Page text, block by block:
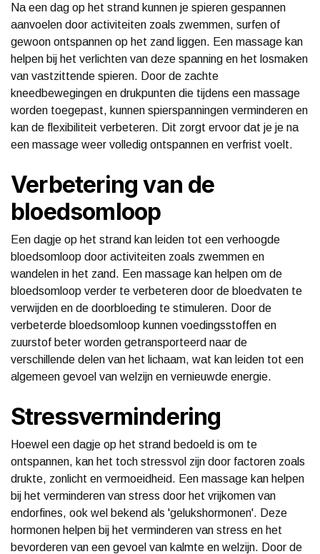
Na een dag op het strand kunnen je spieren gespannen
aanvoelen door activiteiten zoals zwemmen, surfen of
gewoon ontspannen op het zand liggen. Een massage kan
helpen bij het verlichten van deze spanning en het losmaken
van vastzittende spieren. Door de zachte
kneedbewegingen en drukpunten die tijdens een massage
worden toegepast, kunnen spierspanningen verminderen en
kan de flexibiliteit verbeteren. Dit zorgt ervoor dat je je na
een massage weer volledig ontspannen en verfrist voelt.
Verbetering van de
bloedsomloop
Een dagje op het strand kan leiden tot een verhoogde
bloedsomloop door activiteiten zoals zwemmen en
wandelen in het zand. Een massage kan helpen om de
bloedsomloop verder te verbeteren door de bloedvaten te
verwijden en de doorbloeding te stimuleren. Door de
verbeterde bloedsomloop kunnen voedingsstoffen en
zuurstof beter worden getransporteerd naar de
verschillende delen van het lichaam, wat kan leiden tot een
algemeen gevoel van welzijn en vernieuwde energie.
Stressvermindering
Hoewel een dagje op het strand bedoeld is om te
ontspannen, kan het toch stressvol zijn door factoren zoals
drukte, zonlicht en vermoeidheid. Een massage kan helpen
bij het verminderen van stress door het vrijkomen van
endorfines, ook wel bekend als 'gelukshormonen'. Deze
hormonen helpen bij het verminderen van stress en het
bevorderen van een gevoel van kalmte en welzijn. Door de